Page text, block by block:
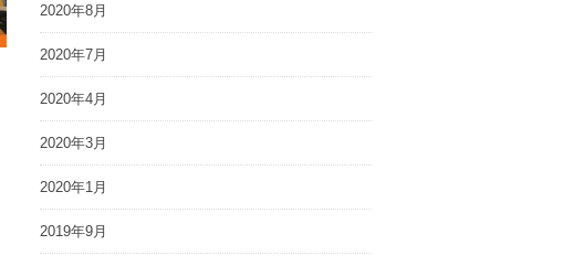
2020年8月
2020年7月
2020年4月
2020年3月
2020年1月
2019年9月